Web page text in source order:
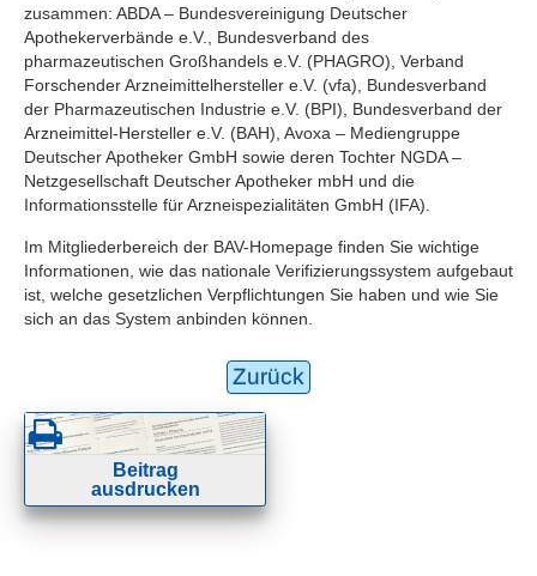
zusammen: ABDA – Bundesvereinigung Deutscher
Apothekerverbände e.V., Bundesverband des
pharmazeutischen Großhandels e.V. (PHAGRO), Verband
Forschender Arzneimittelhersteller e.V. (vfa), Bundesverband
der Pharmazeutischen Industrie e.V. (BPI), Bundesverband der
Arzneimittel-Hersteller e.V. (BAH), Avoxa – Mediengruppe
Deutscher Apotheker GmbH sowie deren Tochter NGDA –
Netzgesellschaft Deutscher Apotheker mbH und die
Informationsstelle für Arzneispezialitäten GmbH (IFA).
Im Mitgliederbereich der BAV-Homepage finden Sie wichtige
Informationen, wie das nationale Verifizierungssystem aufgebaut
ist, welche gesetzlichen Verpflichtungen Sie haben und wie Sie
sich an das System anbinden können.
Zurück
Beitrag
ausdrucken